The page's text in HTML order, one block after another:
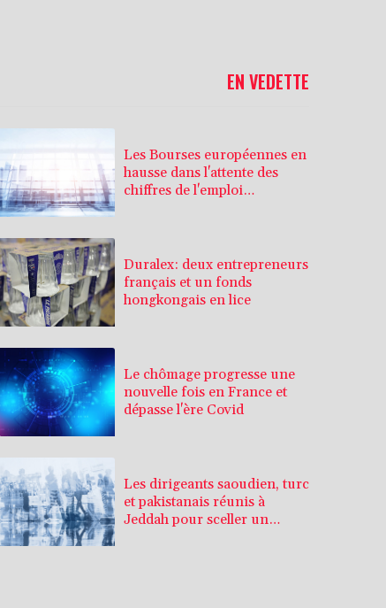
EN VEDETTE
Les Bourses européennes en
hausse dans l'attente des
chiffres de l'emploi
Duralex: deux entrepreneurs
français et un fonds
hongkongais en lice
Le chômage progresse une
nouvelle fois en France et
dépasse l'ère Covid
Les dirigeants saoudien, turc
et pakistanais réunis à
Jeddah pour sceller un